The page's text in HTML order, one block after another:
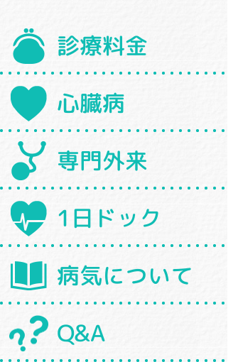
診療料金
心臓病
専門外来
1日ドック
病気について
Q&A